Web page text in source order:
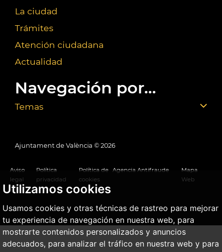
Utilizamos cookies
Usamos cookies y otras técnicas de rastreo para mejorar
tu experiencia de navegación en nuestra web, para
mostrarte contenidos personalizados y anuncios
adecuados, para analizar el tráfico en nuestra web y para
La ciudad
Trámites
Atención ciudadana
Actualidad
Navegación por...
Temas
Ajuntament de València © 2026
Aviso
legal
Política
privacidad
Política de
cookies
Agencia Antifraude
Mapa
Web